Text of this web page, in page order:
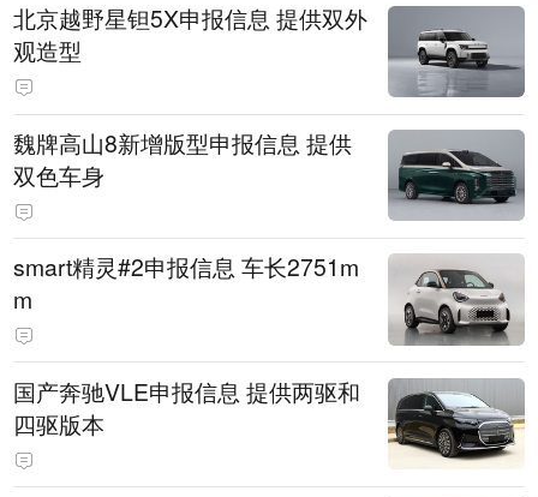
北京越野星钽5X申报信息 提供双外
观造型
魏牌高山8新增版型申报信息 提供
双色车身
smart精灵#2申报信息 车长2751m
m
国产奔驰VLE申报信息 提供两驱和
四驱版本